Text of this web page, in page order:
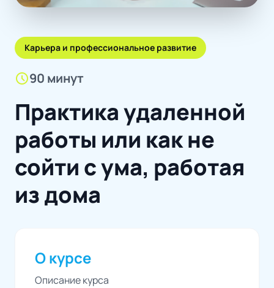
Карьера и профессиональное развитие
schedule90 минут
Практика удаленной
работы или как не
сойти с ума, работая
из дома
О курсе
Описание курса